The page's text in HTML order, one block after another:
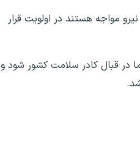
مواجه هستند در اولویت قرار
در قبال کادر سلامت کشور شود و